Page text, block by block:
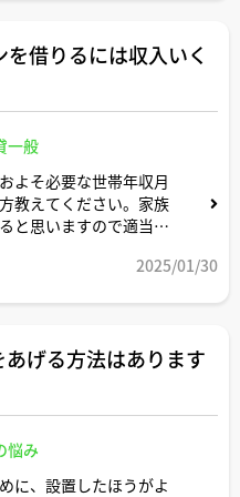
借りるには収入いく
一般
よそ必要な世帯年収月
教えてください。家族
と思いますので適当な
2025/01/30
げる方法はあります
悩み
に、設置したほうがよ